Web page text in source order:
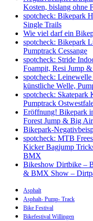
Kosten, bislang ohne
spotcheck: Bikepark
Single Trails
Wie viel darf ein
spotcheck: Bikepark
Pumptrack Cessange
spotcheck: Stride
Foampit, Resi Jump
spotcheck:
künstliche Welle,
spotcheck: Skatepark
Pumptrack
Eröffnung! Bikepark
Forest Jump & Big
Bikepark-
spotcheck: MTB
Kicker Bagjump
BMX
Bikeshow Dirtbike –
& BMX Show –
Asphalt
Asphalt- Pump- Track
Bike Festival
Bikefestival Willingen